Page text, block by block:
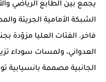
يجمع بين الطابع الرياضي
العدواني، ولمسات سوداء
الجانبية مصممة بانسيابية